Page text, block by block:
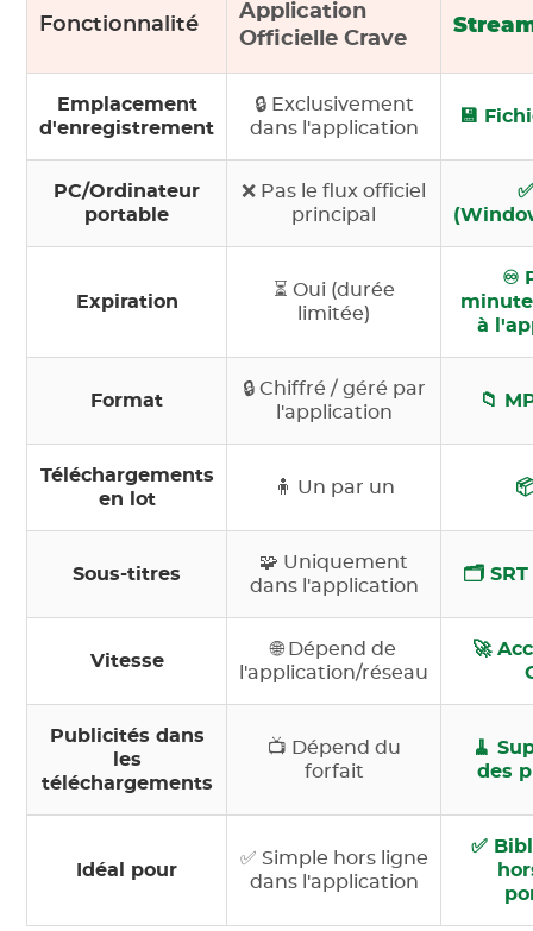
Fonctionnalité
Application
Officielle Crave
Emplacement
d'enregistrement
🔒 Exclusivement
dans l'application
💾
PC/Ordinateur
portable
❌ Pas le flux officiel
principal
Expiration
⏳ Oui (durée
limitée)
♾️
à
Format
🔒 Chiffré / géré par
l'application
📁
Téléchargements
en lot
🧍 Un par un
Sous-titres
🧩 Uniquement
dans l'application
🗂️
Vitesse
🌐 Dépend de
l'application/réseau
🚀
Publicités dans
les
téléchargements
📺 Dépend du
forfait
🧹
des
Idéal pour
✅ Simple hors ligne
dans l'application
✅